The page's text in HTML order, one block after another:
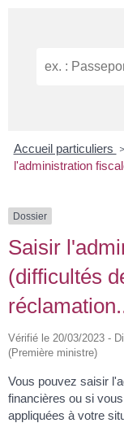
Accueil particuliers >
l'administration
Dossier
Saisir
(difficultés
Vérifié le 20/03/2023 -
(Première ministre)
Vous pouvez saisir
financières ou si
appliquées à votre